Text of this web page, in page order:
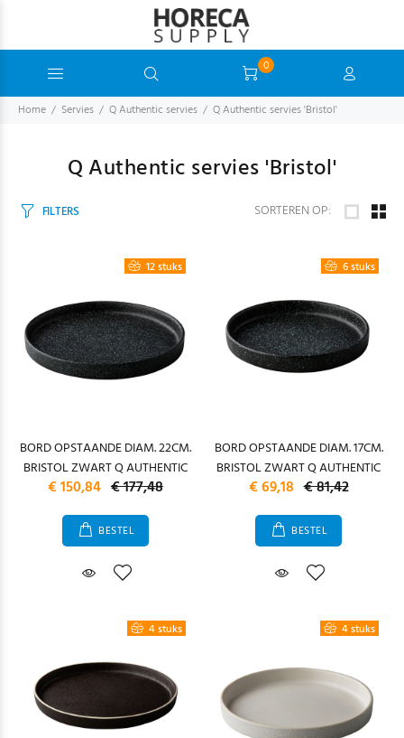
0
Home Servies Q Authentic servies Q Authentic servies 'Bristol'
Q Authentic servies 'Bristol'
FILTERS SORTEREN OP:
12 stuks
BORD OPSTAANDE DIAM. 22CM.
BRISTOL ZWART Q AUTHENTIC
€ 150,84 € 177,48
BESTEL
6 stuks
BORD OPSTAANDE DIAM. 17CM.
BRISTOL ZWART Q AUTHENTIC
€ 69,18 € 81,42
BESTEL
4 stuks 4 stuks